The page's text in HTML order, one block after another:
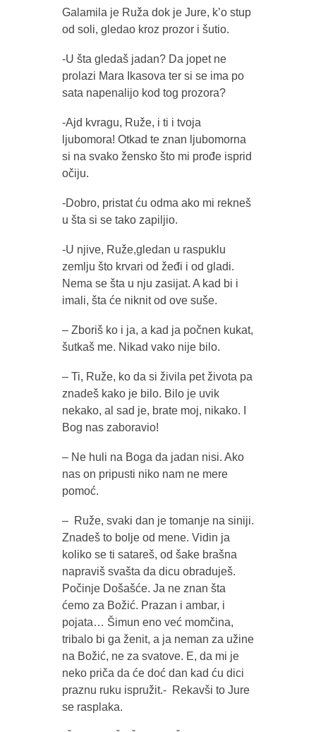
Galamila je Ruža dok je Jure, k’o stup
od soli, gledao kroz prozor i šutio.
-U šta gledaš jadan? Da jopet ne
prolazi Mara Ikasova ter si se ima po
sata napenalijo kod tog prozora?
-Ajd kvragu, Ruže, i ti i tvoja
ljubomora! Otkad te znan ljubomorna
si na svako žensko što mi prođe isprid
očiju.
-Dobro, pristat ću odma ako mi rekneš
u šta si se tako zapiljio.
-U njive, Ruže,gledan u raspuklu
zemlju što krvari od žeđi i od gladi.
Nema se šta u nju zasijat. A kad bi i
imali, šta će niknit od ove suše.
– Zboriš ko i ja, a kad ja počnen kukat,
šutkaš me. Nikad vako nije bilo.
– Ti, Ruže, ko da si živila pet života pa
znadeš kako je bilo. Bilo je uvik
nekako, al sad je, brate moj, nikako. I
Bog nas zaboravio!
– Ne huli na Boga da jadan nisi. Ako
nas on pripusti niko nam ne mere
pomoć.
– Ruže, svaki dan je tomanje na siniji.
Znadeš to bolje od mene. Vidin ja
koliko se ti satareš, od šake brašna
napraviš svašta da dicu obraduješ.
Počinje Došašće. Ja ne znan šta
ćemo za Božić. Prazan i ambar, i
pojata… Šimun eno već momčina,
tribalo bi ga ženit, a ja neman za užine
na Božić, ne za svatove. E, da mi je
neko priča da će doć dan kad ću dici
praznu ruku ispružit.- Rekavši to Jure
se rasplaka.